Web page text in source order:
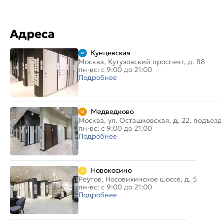
Адреса
Кунцевская
Москва, Кутузовский проспект, д. 88
пн-вс: с 9:00 до 21:00
Подробнее
Медведково
Москва, ул. Осташковская, д. 22,
пн-вс: с 9:00 до 21:00
Подробнее
Новокосино
Реутов, Носовихинское шоссе, д. 5
пн-вс: с 9:00 до 21:00
Подробнее